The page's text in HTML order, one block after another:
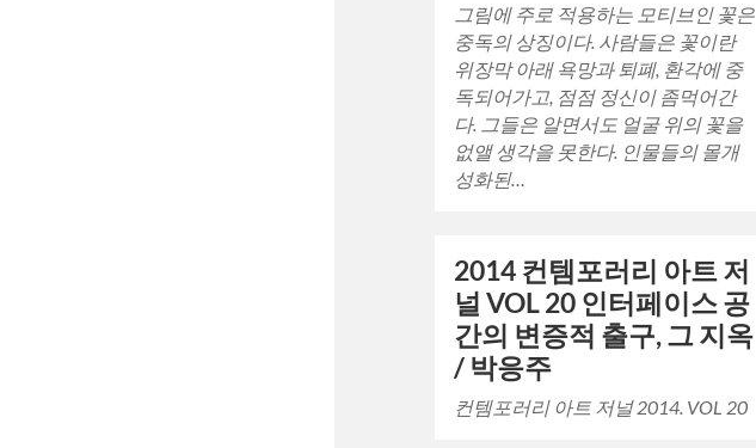
그림에 주로 적용하는 모티브인 꽃은
중독의 상징이다. 사람들은 꽃이란
위장막 아래 욕망과 퇴폐, 환각에 중
독되어가고, 점점 정신이 좀먹어간
다. 그들은 알면서도 얼굴 위의 꽃을
없앨 생각을 못한다. 인물들의 몰개
성화된…
2014 컨템포러리 아트 저
널 VOL 20 인터페이스 공
간의 변증적 출구, 그 지옥
/ 박응주
컨템포러리 아트 저널 2014. VOL 20